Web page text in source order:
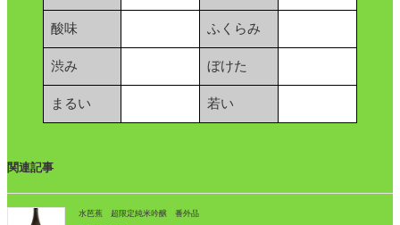
酸味 ふくらみ
渋み ぼけた
まるい 若い
関連記事
水芭蕉 超限定純米吟醸 番外品